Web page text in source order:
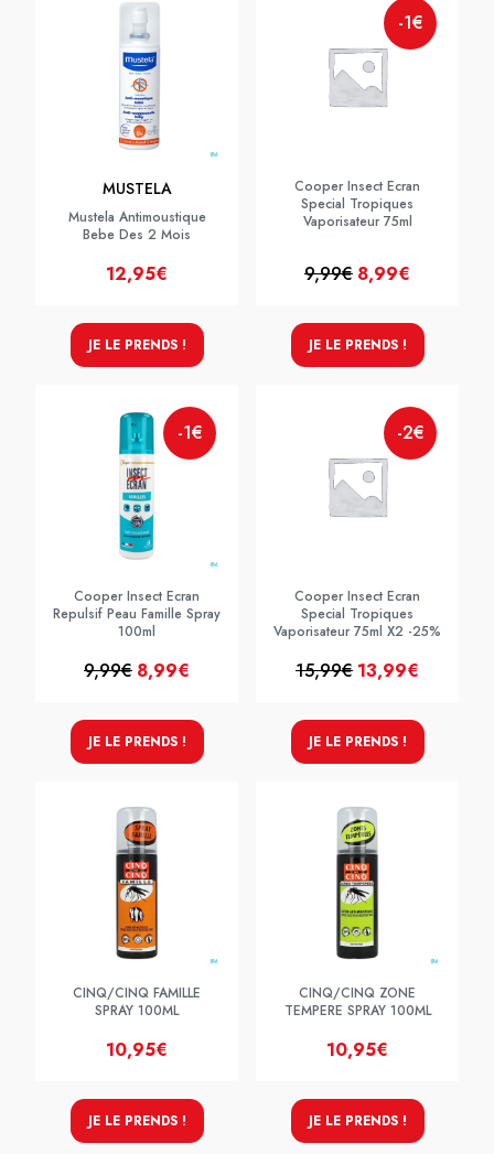
MUSTELA
Mustela Antimoustique
Bebe Des 2 Mois
12,95€
JE LE PRENDS !
-1€
Cooper Insect Ecran
Special Tropiques
Vaporisateur 75ml
9,99€ 8,99€
JE LE PRENDS !
-1€
Cooper Insect Ecran
Repulsif Peau Famille Spray
100ml
9,99€ 8,99€
JE LE PRENDS !
-2€
Cooper Insect Ecran
Special Tropiques
Vaporisateur 75ml X2 -25%
15,99€ 13,99€
JE LE PRENDS !
CINQ/CINQ FAMILLE
SPRAY 100ML
10,95€
JE LE PRENDS !
CINQ/CINQ ZONE
TEMPERE SPRAY 100ML
10,95€
JE LE PRENDS !